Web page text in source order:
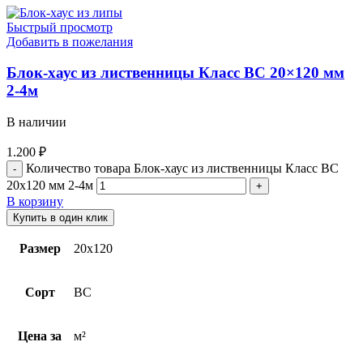
Быстрый просмотр
Добавить в пожелания
Блок-хаус из лиственницы Класс ВС 20×120 мм
2-4м
В наличии
1.200 ₽
Количество товара Блок-хаус из лиственницы Класс ВС
20x120 мм 2-4м
В корзину
Купить в один клик
Размер 20х120
Сорт BC
Цена за м²